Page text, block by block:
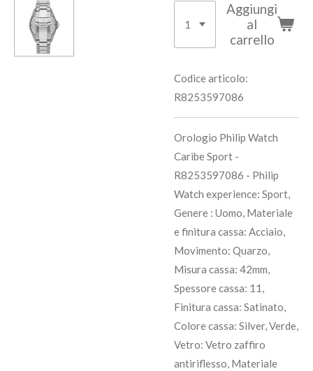
Aggiungi
al
carrello
Codice articolo:
R8253597086
Orologio Philip Watch
Caribe Sport -
R8253597086 - Philip
Watch experience: Sport,
Genere : Uomo, Materiale
e finitura cassa: Acciaio,
Movimento: Quarzo,
Misura cassa: 42mm,
Spessore cassa: 11,
Finitura cassa: Satinato,
Colore cassa: Silver, Verde,
Vetro: Vetro zaffiro
antiriflesso, Materiale